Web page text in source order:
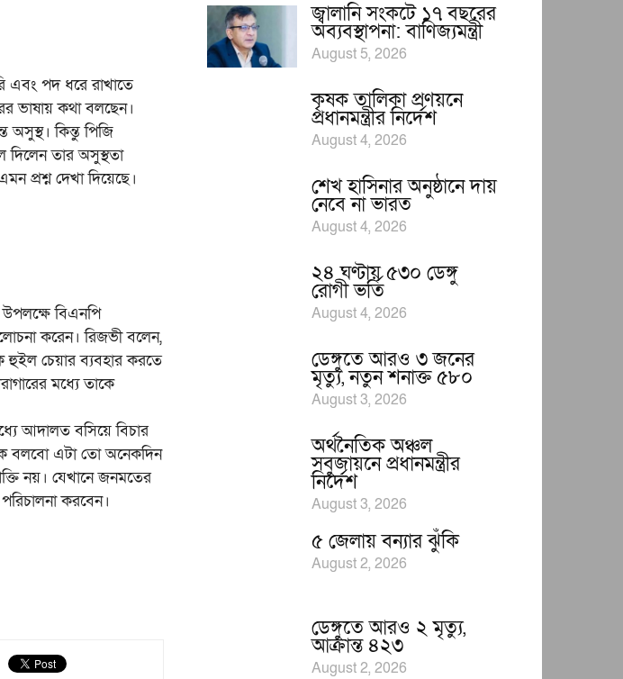
এবং পদ ধরে রাখাতে
ভাষায় কথা বলছেন।
অসুস্থ। কিন্তু পিজি
দিলেন তার অসুস্থতা
প্রশ্ন দেখা দিয়েছে।
উপলক্ষে বিএনপি
করেন। রিজভী বলেন,
হুইল চেয়ার ব্যবহার করতে
মধ্যে তাকে
আদালত বসিয়ে বিচার
বলবো এটা তো অনেকদিন
নয়। যেখানে জনমতের
করবেন।
জ্বালানি সংকটে ১৭ বছরের
অব্যবস্থাপনা: বাণিজ্যমন্ত্রী
August 5, 2026
কৃষক তালিকা প্রণয়নে
প্রধানমন্ত্রীর নির্দেশ
August 4, 2026
শেখ হাসিনার অনুষ্ঠানে দায়
নেবে না ভারত
August 4, 2026
২৪ ঘণ্টায় ৫৩০ ডেঙ্গু
রোগী ভর্তি
August 4, 2026
ডেঙ্গুতে আরও ৩ জনের
মৃত্যু, নতুন শনাক্ত ৫৮০
August 3, 2026
অর্থনৈতিক অঞ্চল
সবুজায়নে প্রধানমন্ত্রীর
নির্দেশ
August 3, 2026
৫ জেলায় বন্যার ঝুঁকি
August 2, 2026
ডেঙ্গুতে আরও ২ মৃত্যু,
আক্রান্ত ৪২৩
August 2, 2026